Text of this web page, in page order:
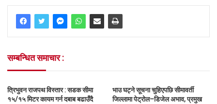
सम्बन्धित समाचार :
त्रिभुवन राजपथ विस्तार : सडक सीमा
१५/१५ मिटर कायम गर्न दबाब बढाउँदै
भाउ घट्ने सूचना चुहिएपछि सीमावर्ती
जिल्लामा पेट्रोल–डिजेल अभाव, प्रमुख